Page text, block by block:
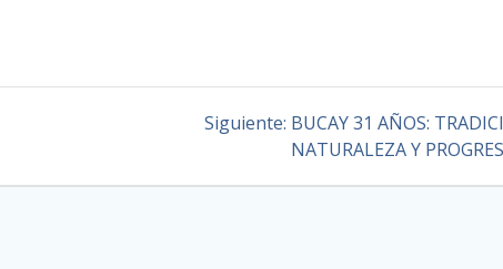
Siguiente: BUCAY 31 AÑOS:
NATURALEZA Y